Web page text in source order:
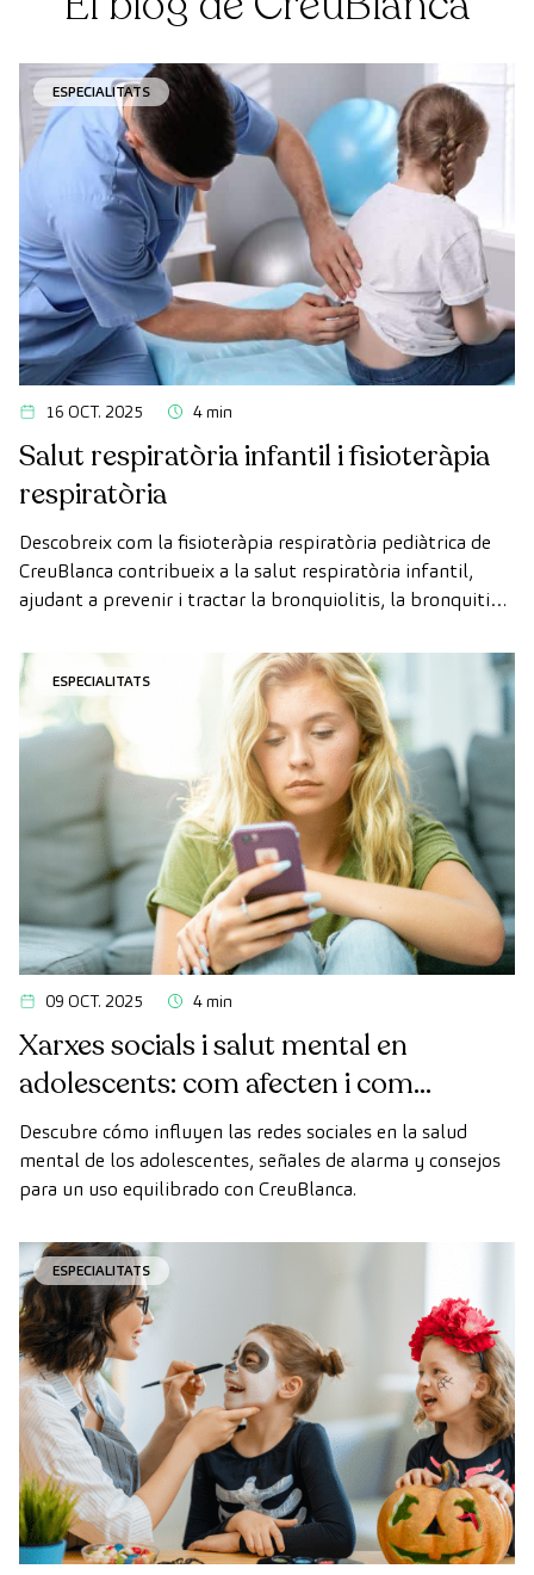
ESPECIALITATS
16 OCT. 2025 4 min
Salut respiratòria infantil i fisioteràpia
respiratòria
Descobreix com la fisioteràpia respiratòria pediàtrica de
CreuBlanca contribueix a la salut respiratòria infantil,
ajudant a prevenir i tractar la bronquiolitis, la bronquitis i
secrecions excessives i millorant el seu benestar i descans.
ESPECIALITATS
09 OCT. 2025 4 min
Xarxes socials i salut mental en
adolescents: com afecten i com
acompanyar des de la família
Descubre cómo influyen las redes sociales en la salud
mental de los adolescentes, señales de alarma y consejos
para un uso equilibrado con CreuBlanca.
ESPECIALITATS